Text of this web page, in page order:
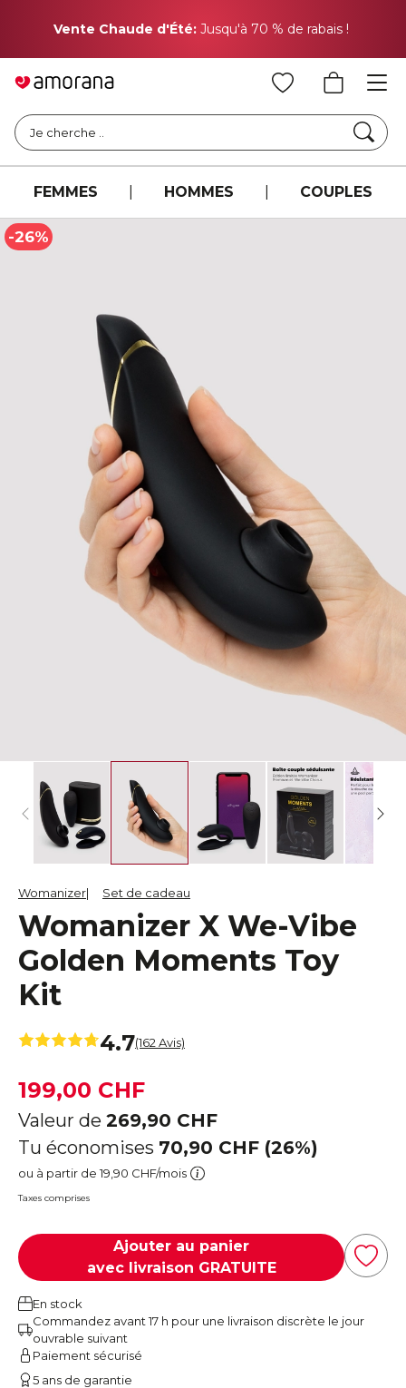
Vente Chaude d'Été: Jusqu'à 70 % de rabais !
Je cherche ..
FEMMES HOMMES COUPLES
-26%
Womanizer Set de cadeau
Womanizer X We-Vibe
Golden Moments Toy
Kit
4.7(162 Avis)
199,00 CHF
Valeur de 269,90 CHF
Tu économises 70,90 CHF (26%)
ou à partir de 19,90 CHF/mois
Taxes comprises
Ajouter au panier
avec livraison GRATUITE
En stock
Commandez avant 17 h pour une livraison discrète le jour
ouvrable suivant
Paiement sécurisé
5 ans de garantie